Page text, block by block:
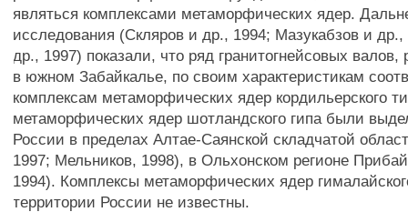
являться комплексами метаморфических ядер.
исследования (Скляров и др., 1994; Мазукабзов и
др., 1997) показали, что ряд гранитогнейсовых
в южном Забайкалье, по своим характеристикам
комплексам метаморфических ядер кордильерского
метаморфических ядер шотландского гипа были
России в пределах Алтае-Саянской складчатой
1997; Мельников, 1998), в Ольхонском регионе
1994). Комплексы метаморфических ядер
территории России не известны.